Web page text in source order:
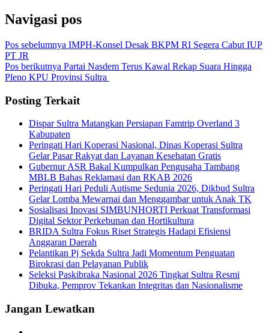
Navigasi pos
Pos sebelumnya IMPH-Konsel Desak BKPM RI Segera Cabut IUP
PT JR
Pos berikutnya Partai Nasdem Terus Kawal Rekap Suara Hingga
Pleno KPU Provinsi Sultra
Posting Terkait
Dispar Sultra Matangkan Persiapan Famtrip Overland 3
Kabupaten
Peringati Hari Koperasi Nasional, Dinas Koperasi Sultra
Gelar Pasar Rakyat dan Layanan Kesehatan Gratis
Gubernur ASR Bakal Kumpulkan Pengusaha Tambang
MBLB Bahas Reklamasi dan RKAB 2026
Peringati Hari Peduli Autisme Sedunia 2026, Dikbud Sultra
Gelar Lomba Mewarnai dan Menggambar untuk Anak TK
Sosialisasi Inovasi SIMBUNHORTI Perkuat Transformasi
Digital Sektor Perkebunan dan Hortikultura
BRIDA Sultra Fokus Riset Strategis Hadapi Efisiensi
Anggaran Daerah
Pelantikan Pj Sekda Sultra Jadi Momentum Penguatan
Birokrasi dan Pelayanan Publik
Seleksi Paskibraka Nasional 2026 Tingkat Sultra Resmi
Dibuka, Pemprov Tekankan Integritas dan Nasionalisme
Jangan Lewatkan